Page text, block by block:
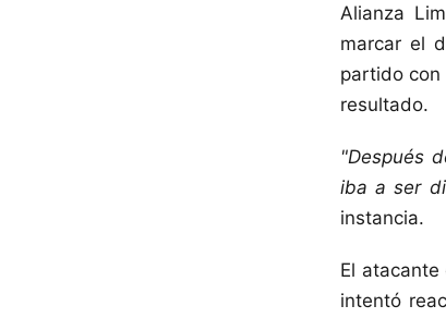
Alianza
marcar el
partido con
resultado.
"Después
iba a ser
instancia.
El
intentó